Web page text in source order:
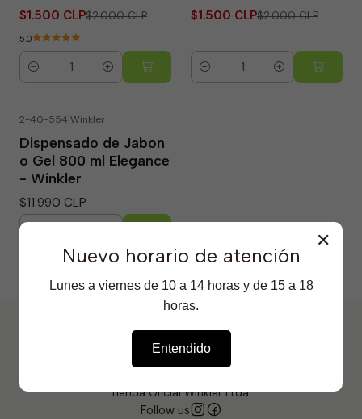
$1.500 CLP$2.000 CLP
5.0
Quantity
$1.500 CLP$2.000 CLP
Quantity
2-40-554|Winkler
Dispensado de Jabon
o Gel 800 ml Elegance
- Winkler
$11.990 CLP
Tienda Oficial Winkler Ltda.
Follow us
✕
Nuevo horario de atención
Lunes a viernes de 10 a 14 horas y de 15 a 18
horas.
Entendido